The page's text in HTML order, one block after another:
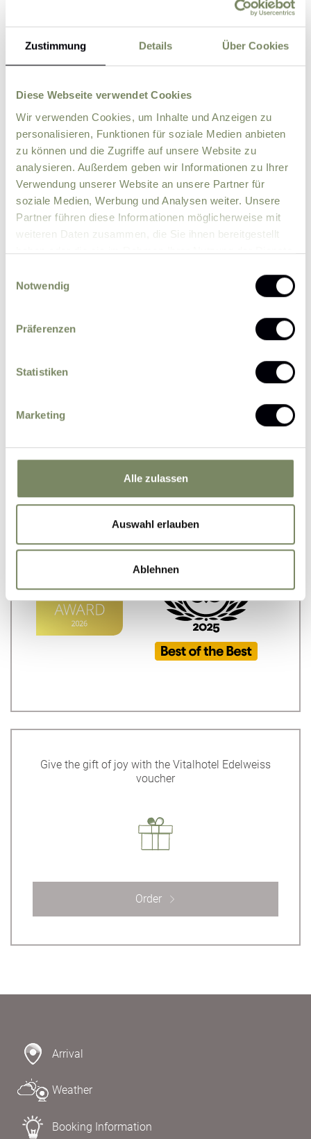
Zustimmung Details Über Cookies
Diese Webseite verwendet Cookies
Wir verwenden Cookies, um Inhalte und Anzeigen zu
personalisieren, Funktionen für soziale Medien anbieten
zu können und die Zugriffe auf unsere Website zu
analysieren. Außerdem geben wir Informationen zu Ihrer
Verwendung unserer Website an unsere Partner für
soziale Medien, Werbung und Analysen weiter. Unsere
Partner führen diese Informationen möglicherweise mit
weiteren Daten zusammen, die Sie ihnen bereitgestellt
haben oder die sie im Rahmen Ihrer Nutzung der Dienste
Notwendig
Präferenzen
Statistiken
Marketing
Alle zulassen
Auswahl erlauben
Ablehnen
Secure your versatile winter holiday
where you can try something new every
day.
Tyrol
Secure your winter holiday now!
guests here:
Give the gift of joy with the Vitalhotel Edelweiss
voucher
Order
Arrival
Weather
Booking Information